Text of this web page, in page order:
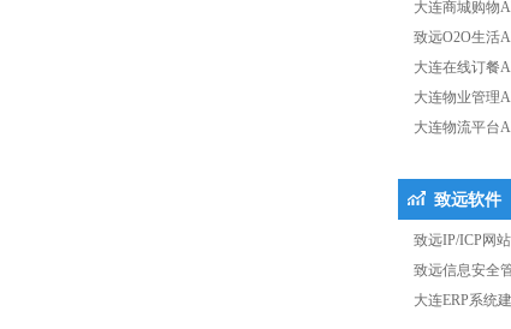
大连商城购物
致远O2O生活
大连在线订餐
大连物业管理
大连物流平台
致远软件
致远IP/ICP网
致远信息安全
大连ERP系统